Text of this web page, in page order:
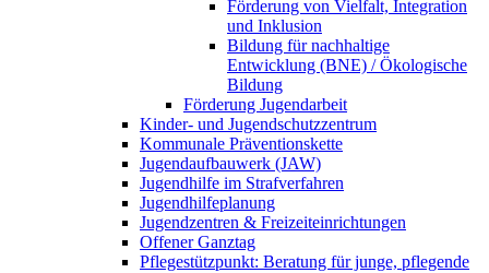
Förderung von Vielfalt, Integration
und Inklusion
Bildung für nachhaltige
Entwicklung (BNE) / Ökologische
Bildung
Förderung Jugendarbeit
Kinder- und Jugendschutzzentrum
Kommunale Präventionskette
Jugendaufbauwerk (JAW)
Jugendhilfe im Strafverfahren
Jugendhilfeplanung
Jugendzentren & Freizeiteinrichtungen
Offener Ganztag
Pflegestützpunkt: Beratung für junge, pflegende